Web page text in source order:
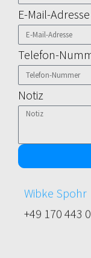
E-Mail-Adresse
Telefon-
Notiz
Wibke Spohr
+49 170 443